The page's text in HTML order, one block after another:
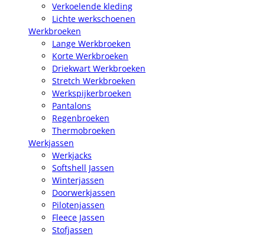
Verkoelende kleding
Lichte werkschoenen
Werkbroeken
Lange Werkbroeken
Korte Werkbroeken
Driekwart Werkbroeken
Stretch Werkbroeken
Werkspijkerbroeken
Pantalons
Regenbroeken
Thermobroeken
Werkjassen
Werkjacks
Softshell Jassen
Winterjassen
Doorwerkjassen
Pilotenjassen
Fleece Jassen
Stofjassen